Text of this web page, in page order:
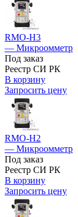
RMO-H3
— Микроомметр
Под заказ
Реестр СИ РК
В корзину
Запросить цену
RMO-H2
— Микроомметр
Под заказ
Реестр СИ РК
В корзину
Запросить цену